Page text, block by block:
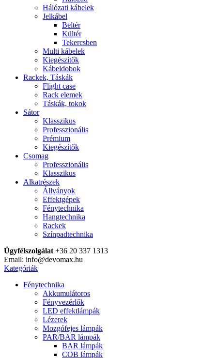
Hálózati kábelek
Jelkábel
Beltér
Kültér
Tekercsben
Multi kábelek
Kiegészítők
Kábeldobok
Rackek, Táskák
Flight case
Rack elemek
Táskák, tokok
Sátor
Klasszikus
Professzionális
Prémium
Kiegészítők
Csomag
Professzionális
Klasszikus
Alkatrészek
Állványok
Effektgépek
Fénytechnika
Hangtechnika
Rackek
Színpadtechnika
Ügyfélszolgálat +36 20 337 1313
Email: info@devomax.hu
Kategóriák
Fénytechnika
Akkumulátoros
Fényvezérlők
LED effektlámpák
Lézerek
Mozgófejes lámpák
PAR/BAR lámpák
BAR lámpák
COB lámpák